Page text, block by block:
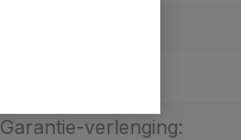
Garantie-verlenging: